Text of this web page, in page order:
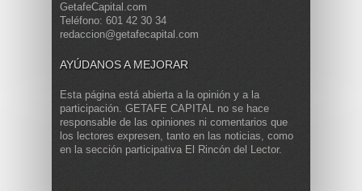
GetafeCapital.com
Teléfono: 601 42 30 34
redaccion@getafecapital.com
AYÚDANOS A MEJORAR
Esta página está abierta a la opinión y a la
participación. GETAFE CAPITAL no se hace
responsable de las opiniones ni comentarios que
los lectores expresen, tanto en las noticias, como
en la sección participativa El Rincón del Lector.